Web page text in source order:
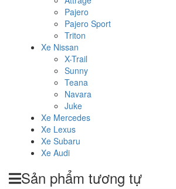
Pajero
Pajero Sport
Triton
Xe Nissan
X-Trail
Sunny
Teana
Navara
Juke
Xe Mercedes
Xe Lexus
Xe Subaru
Xe Audi
Sản phẩm tương tự